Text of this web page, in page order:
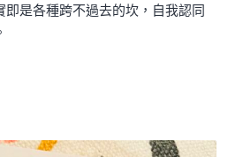
即是各種跨不過去的坎，自我認同